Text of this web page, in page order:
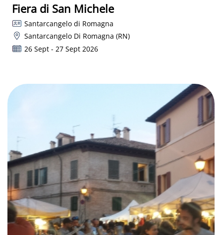
Fiera di San Michele
Santarcangelo di Romagna
Santarcangelo Di Romagna (RN)
26 Sept - 27 Sept 2026